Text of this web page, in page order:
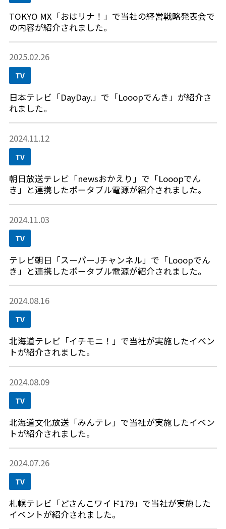
TOKYO MX「おはリナ！」で当社の経営戦略発表会で
の内容が紹介されました。
2025.02.26
TV
日本テレビ「DayDay.」で「Looopでんき」が紹介さ
れました。
2024.11.12
TV
朝日放送テレビ「newsおかえり」で「Looopでん
き」と連携したポータブル電源が紹介されました。
2024.11.03
TV
テレビ朝日「スーパーJチャンネル」で「Looopでん
き」と連携したポータブル電源が紹介されました。
2024.08.16
TV
北海道テレビ「イチモニ！」で当社が実施したイベン
トが紹介されました。
2024.08.09
TV
北海道文化放送「みんテレ」で当社が実施したイベン
トが紹介されました。
2024.07.26
TV
札幌テレビ「どさんこワイド179」で当社が実施した
イベントが紹介されました。